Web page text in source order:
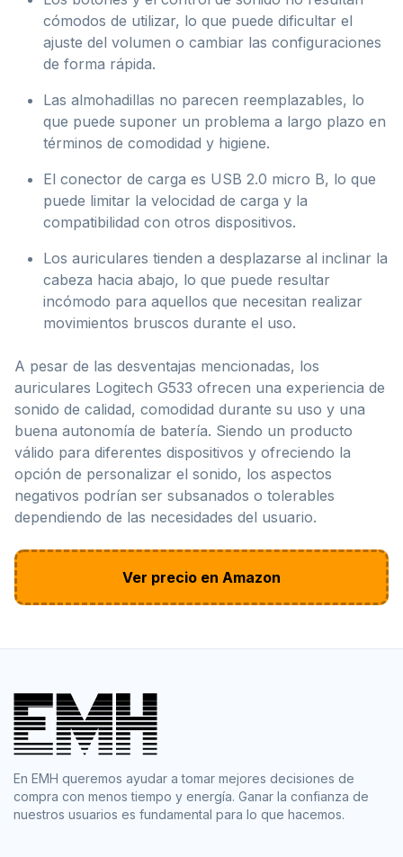
cómodos de utilizar, lo que puede dificultar el
ajuste del volumen o cambiar las configuraciones
de forma rápida.
Las almohadillas no parecen reemplazables, lo
que puede suponer un problema a largo plazo en
términos de comodidad y higiene.
El conector de carga es USB 2.0 micro B, lo que
puede limitar la velocidad de carga y la
compatibilidad con otros dispositivos.
Los auriculares tienden a desplazarse al inclinar la
cabeza hacia abajo, lo que puede resultar
incómodo para aquellos que necesitan realizar
movimientos bruscos durante el uso.
A pesar de las desventajas mencionadas, los
auriculares Logitech G533 ofrecen una experiencia de
sonido de calidad, comodidad durante su uso y una
buena autonomía de batería. Siendo un producto
válido para diferentes dispositivos y ofreciendo la
opción de personalizar el sonido, los aspectos
negativos podrían ser subsanados o tolerables
dependiendo de las necesidades del usuario.
Ver precio en Amazon
En EMH queremos ayudar a tomar mejores decisiones de
compra con menos tiempo y energía. Ganar la confianza de
nuestros usuarios es fundamental para lo que hacemos.